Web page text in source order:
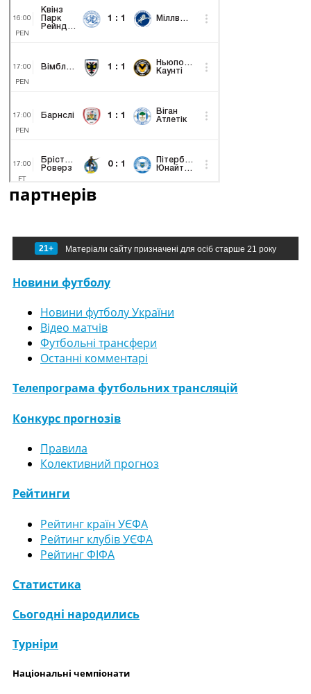
партнерів
21+ Матеріали сайту призначені для осіб старше 21 року
Новини футболу
Новини футболу України
Відео матчів
Футбольні трансфери
Останні комментарі
Телепрограма футбольних трансляцій
Конкурс прогнозів
Правила
Колективний прогноз
Рейтинги
Рейтинг країн УЄФА
Рейтинг клубів УЄФА
Рейтинг ФІФА
Статистика
Сьогодні народились
Турніри
Національні чемпіонати